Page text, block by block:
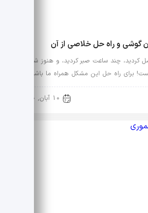
گوشی و راه حل خلاصی از آن
کردید، چند ساعت صبر کردید، و هنوز شارژ
10 آبان, 1400